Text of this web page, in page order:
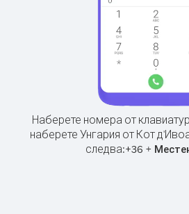
Наберете номера от
наберете Унгария от Кот
следва:+36 +